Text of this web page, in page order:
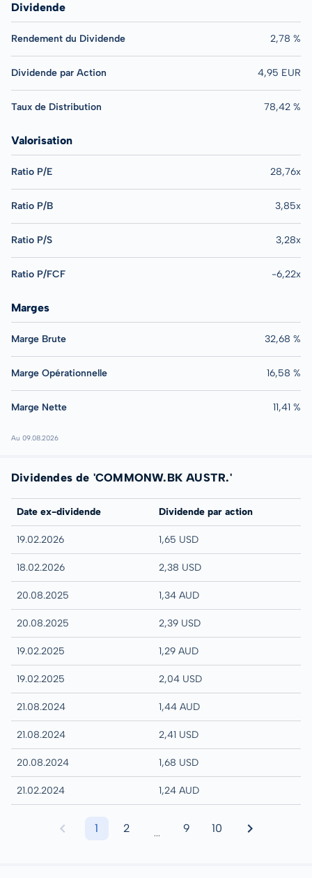
Dividende
Rendement du Dividende 2,78 %
Dividende par Action 4,95 EUR
Taux de Distribution 78,42 %
Valorisation
Ratio P/E 28,76x
Ratio P/B 3,85x
Ratio P/S 3,28x
Ratio P/FCF -6,22x
Marges
Marge Brute 32,68 %
Marge Opérationnelle 16,58 %
Marge Nette 11,41 %
Au 09.08.2026
Dividendes de 'COMMONW.BK AUSTR.'
Date ex-dividende Dividende par action
19.02.2026 1,65 USD
18.02.2026 2,38 USD
20.08.2025 1,34 AUD
20.08.2025 2,39 USD
19.02.2025 1,29 AUD
19.02.2025 2,04 USD
21.08.2024 1,44 AUD
21.08.2024 2,41 USD
20.08.2024 1,68 USD
21.02.2024 1,24 AUD
1 2 ... 9 10